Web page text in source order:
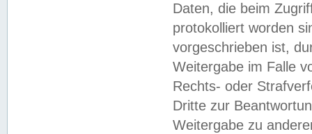
Daten, die beim
protokolliert worden
vorgeschrieben ist,
Weitergabe im Falle
Rechts- oder
Dritte zur
Weitergabe zu